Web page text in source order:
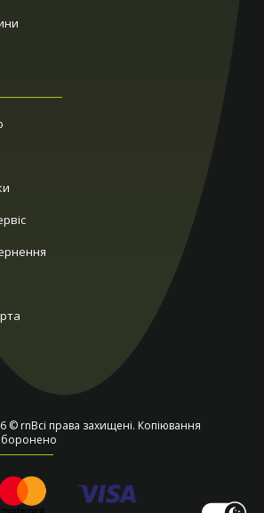
© rnВсі права захищені. Копіювання